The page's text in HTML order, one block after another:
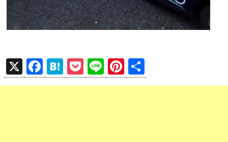
X
F
a
H
at
P
o
Li
n
Pi
nt 有